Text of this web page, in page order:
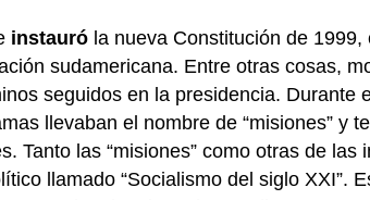
instauró la nueva Constitución de
sudamericana. Entre otras cosas,
seguidos en la presidencia. Durante
llevaban el nombre de “misiones” y
las “misiones” como otras de
llamado “Socialismo del siglo XXI”.